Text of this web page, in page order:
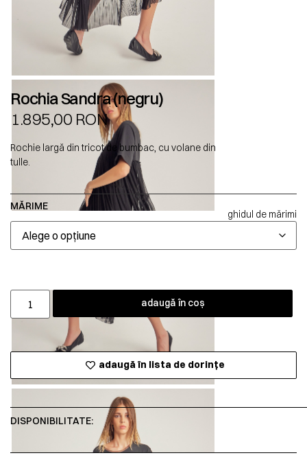
Rochia Sandra (negru)
1.895,00 RON
Rochie largă din tricot de bumbac, cu volane din
tulle.
MĂRIME
ghidul de mărimi
adaugă în coș
adaugă în lista de dorințe
DISPONIBILITATE: